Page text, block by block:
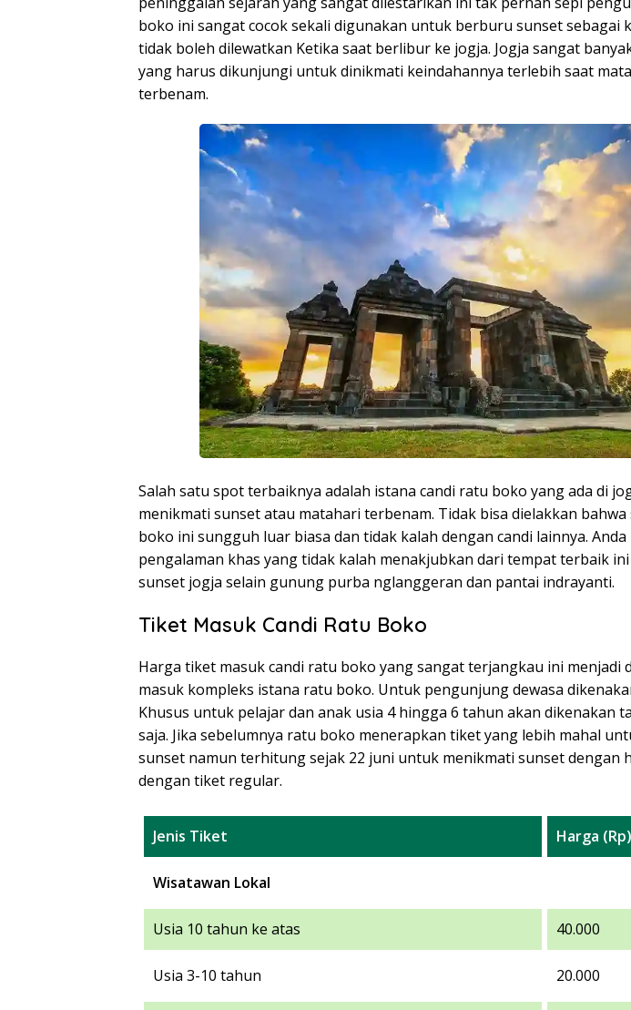
boko ini sangat cocok sekali digunakan untuk berburu sunset sebagai
tidak boleh dilewatkan Ketika saat berlibur ke jogja. Jogja sangat
yang harus dikunjungi untuk dinikmati keindahannya terlebih saat
terbenam.
Salah satu spot terbaiknya adalah istana candi ratu boko yang ada di
menikmati sunset atau matahari terbenam. Tidak bisa dielakkan
boko ini sungguh luar biasa dan tidak kalah dengan candi lainnya.
pengalaman khas yang tidak kalah menakjubkan dari tempat terbaik
sunset jogja selain gunung purba nglanggeran dan pantai indrayanti.
Tiket Masuk Candi Ratu Boko
Harga tiket masuk candi ratu boko yang sangat terjangkau ini menjadi
masuk kompleks istana ratu boko. Untuk pengunjung dewasa
Khusus untuk pelajar dan anak usia 4 hingga 6 tahun akan dikenakan
saja. Jika sebelumnya ratu boko menerapkan tiket yang lebih mahal
sunset namun terhitung sejak 22 juni untuk menikmati sunset dengan
dengan tiket regular.
Jenis Tiket Harga (Rp)
Wisatawan Lokal
Usia 10 tahun ke atas 40.000
Usia 3-10 tahun 20.000